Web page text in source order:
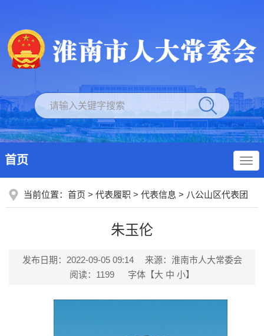
首页
当前位置： 首页 > 代表履职 > 代表信息 > 八公山区代表团
朱玉伦
发布日期：2022-09-05 09:14
来源：淮南市人大常委会
阅读： 1199 字体【大 中 小】